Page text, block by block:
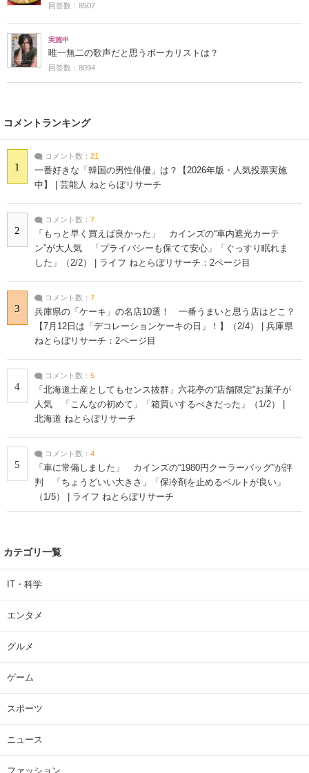
回答数：8507
実施中
唯一無二の歌声だと思うボーカリストは？
回答数：8094
コメントランキング
1
コメント数： 21
一番好きな「韓国の男性俳優」は？【2026年版・人気投票実施
中】 | 芸能人 ねとらぼリサーチ
2
コメント数： 7
「もっと早く買えば良かった」 カインズの“車内遮光カーテ
ン”が大人気 「プライバシーも保てて安心」「ぐっすり眠れま
した」（2/2） | ライフ ねとらぼリサーチ：2ページ目
3
コメント数： 7
兵庫県の「ケーキ」の名店10選！ 一番うまいと思う店はどこ？
【7月12日は「デコレーションケーキの日」！】（2/4） | 兵庫県
ねとらぼリサーチ：2ページ目
4
コメント数： 5
「北海道土産としてもセンス抜群」六花亭の“店舗限定”お菓子が
人気 「こんなの初めて」「箱買いするべきだった」（1/2） |
北海道 ねとらぼリサーチ
5
コメント数： 4
「車に常備しました」 カインズの“1980円クーラーバッグ”が評
判 「ちょうどいい大きさ」「保冷剤を止めるベルトが良い」
（1/5） | ライフ ねとらぼリサーチ
カテゴリ一覧
IT・科学
エンタメ
グルメ
ゲーム
スポーツ
ニュース
ファッション